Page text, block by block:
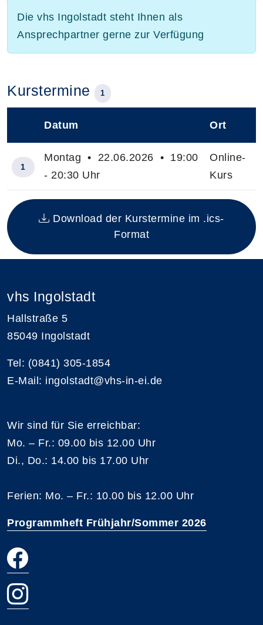
Die vhs Ingolstadt steht Ihnen als
Ansprechpartner gerne zur Verfügung
Kurstermine 1
Insgesamt gibt es 1 Termine zum diesen Kurs
Datum Ort
1
Montag • 22.06.2026 • 19:00
- 20:30 Uhr
Online-
Kurs
Download der Kurstermine im .ics-
Format
vhs Ingolstadt
Hallstraße 5
85049 Ingolstadt
Tel: (0841) 305-1854
E-Mail: ingolstadt@vhs-in-ei.de
Wir sind für Sie erreichbar:
Mo. – Fr.: 09.00 bis 12.00 Uhr
Di., Do.: 14.00 bis 17.00 Uhr
Ferien: Mo. – Fr.: 10.00 bis 12.00 Uhr
Programmheft Frühjahr/Sommer 2026